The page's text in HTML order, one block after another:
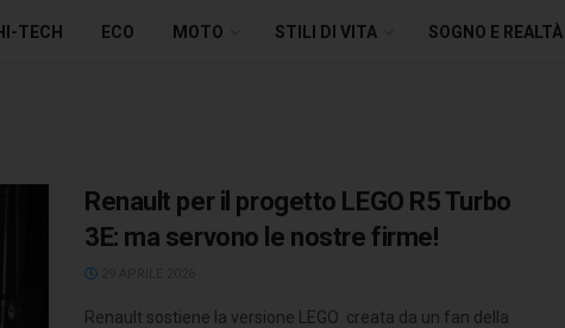
TECH ECO MOTO STILI DI VITA SOGNO E REALTÀ
Renault per il progetto LEGO R5 Turbo
3E: ma servono le nostre firme!
Renault sostiene la versione LEGO creata da un fan della